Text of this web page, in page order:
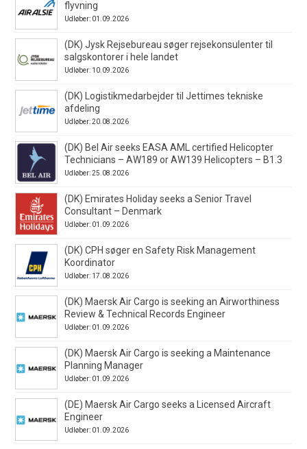
flyvning
Udløber: 01.09.2026
(DK) Jysk Rejsebureau søger rejsekonsulenter til
salgskontorer i hele landet
Udløber: 10.09.2026
(DK) Logistikmedarbejder til Jettimes tekniske
afdeling
Udløber: 20.08.2026
(DK) Bel Air seeks EASA AML certified Helicopter
Technicians – AW189 or AW139 Helicopters – B1.3
Udløber: 25.08.2026
(DK) Emirates Holiday seeks a Senior Travel
Consultant – Denmark
Udløber: 01.09.2026
(DK) CPH søger en Safety Risk Management
Koordinator
Udløber: 17.08.2026
(DK) Maersk Air Cargo is seeking an Airworthiness
Review & Technical Records Engineer
Udløber: 01.09.2026
(DK) Maersk Air Cargo is seeking a Maintenance
Planning Manager
Udløber: 01.09.2026
(DE) Maersk Air Cargo seeks a Licensed Aircraft
Engineer
Udløber: 01.09.2026